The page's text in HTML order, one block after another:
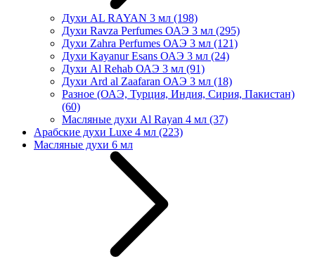
Духи AL RAYAN 3 мл (198)
Духи Ravza Perfumes ОАЭ 3 мл (295)
Духи Zahra Perfumes ОАЭ 3 мл (121)
Духи Kayanur Esans ОАЭ 3 мл (24)
Духи Al Rehab ОАЭ 3 мл (91)
Духи Ard al Zaafaran ОАЭ 3 мл (18)
Разное (ОАЭ, Турция, Индия, Сирия, Пакистан)
(60)
Масляные духи Al Rayan 4 мл (37)
Арабские духи Luxe 4 мл (223)
Масляные духи 6 мл